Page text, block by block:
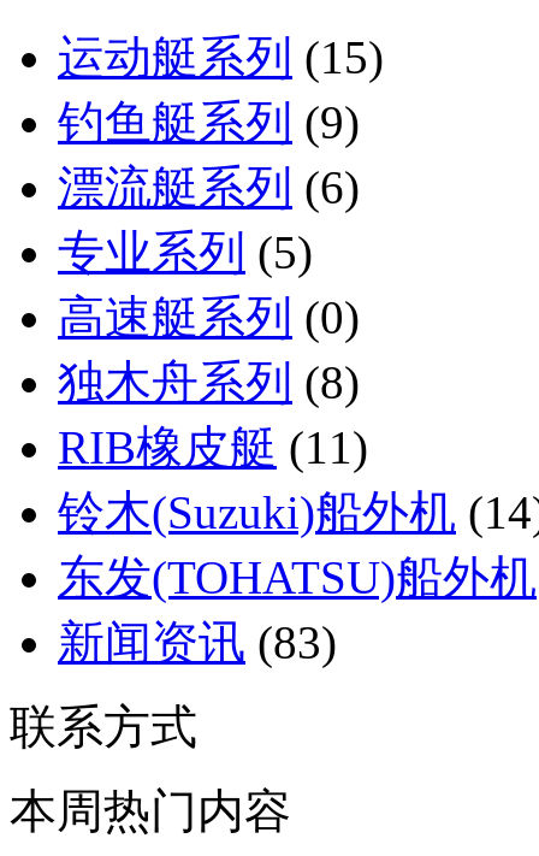
运动艇系列 (15)
钓鱼艇系列 (9)
漂流艇系列 (6)
专业系列 (5)
高速艇系列 (0)
独木舟系列 (8)
RIB橡皮艇 (11)
铃木(Suzuki)船外机
东发(TOHATSU)船外机
新闻资讯 (83)
联系方式
本周热门内容